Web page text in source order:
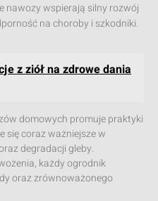
nawozy wspierają silny rozwój
na choroby i szkodniki.
z ziół na zdrowe dania
domowych promuje praktyki
się coraz ważniejsze w
degradacji gleby.
każdy ogrodnik
oraz zrównoważonego